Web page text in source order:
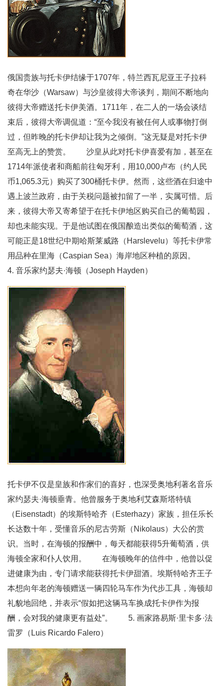
俄国贵族与托卡伊结缘于1707年，特兰西瓦尼亚王子拉科
奇在华沙（Warsaw）与沙皇彼得大帝谈判，期间不断地向
彼得大帝赠送托卡伊美酒。1711年，在二人的一场会谈结
束后，彼得大帝调侃道：“至今我没有被任何人或事物打倒
过，但昨晚的托卡伊却让我为之倾倒。”这无疑是对托卡伊
至高无上的赞赏。 沙皇从此对托卡伊喜爱有加，甚至在
1714年派使者和商船前往匈牙利，用10,000卢布（约人民
币1,065.3元）购买了300桶托卡伊。然而，这些酒在归途中
遇上波兰政府，由于关税问题被扣留了一半，实属可惜。后
来，彼得大帝又寄希望于在托卡伊地区购买自己的葡萄园，
却也未能实现。于是他试图在俄国酿造出类似的葡萄酒，这
可能正是18世纪中期哈斯莱威路（Harslevelu）等托卡伊常
用品种在里海（Caspian Sea）海岸地区种植的原因。
4. 音乐家约瑟夫·海顿（Joseph Hayden）
托卡伊不仅是皇族和作家们的喜好，也深受奥地利著名音乐
家约瑟夫·海顿垂青。他曾服务于奥地利艾森斯塔特镇
（Eisenstadt）的埃斯特哈齐（Esterhazy）家族，担任乐长
长达数十年，受懂音乐的尼古劳斯（Nikolaus）大公的赏
识。当时，在海顿的报酬中，每天都能获得5升葡萄酒，供
海顿全家和仆人饮用。 在海顿晚年的信件中，他曾以促
进健康为由，专门请求能获得托卡伊甜酒。埃斯特哈齐王子
本想向年老的海顿赠送一辆四轮马车作为代步工具，海顿却
礼貌地回绝，并表示“假如把这辆马车换成托卡伊作为报
酬，会对我的健康更有益处”。 5. 画家路易斯·里卡多·法
雷罗（Luis Ricardo Falero）